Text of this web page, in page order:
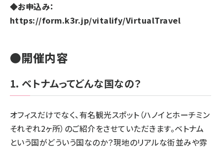
◆お申込み：
https://form.k3r.jp/vitalify/VirtualTravel
●開催内容
1. ベトナムってどんな国なの？
オフィスだけでなく、有名観光スポット（ハノイとホーチミン
それぞれ2ヶ所）のご紹介をさせていただきます。ベトナム
という国がどういう国なのか？現地のリアルな街並みや雰